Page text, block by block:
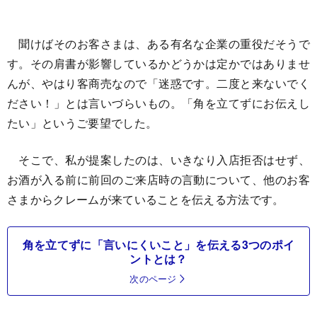
聞けばそのお客さまは、ある有名な企業の重役だそうで
す。その肩書が影響しているかどうかは定かではありませ
んが、やはり客商売なので「迷惑です。二度と来ないでく
ださい！」とは言いづらいもの。「角を立てずにお伝えし
たい」というご要望でした。
そこで、私が提案したのは、いきなり入店拒否はせず、
お酒が入る前に前回のご来店時の言動について、他のお客
さまからクレームが来ていることを伝える方法です。
角を立てずに「言いにくいこと」を伝える3つのポイ
ントとは？
次のページ